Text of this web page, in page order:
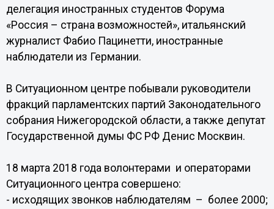
делегация иностранных студентов Форума
«Россия – страна возможностей», итальянский
журналист Фабио Пацинетти, иностранные
наблюдатели из Германии.
В Ситуационном центре побывали руководители
фракций парламентских партий Законодательного
собрания Нижегородской области, а также депутат
Государственной думы ФС РФ Денис Москвин.
18 марта 2018 года волонтерами и операторами
Ситуационного центра совершено:
- исходящих звонков наблюдателям – более 2000;